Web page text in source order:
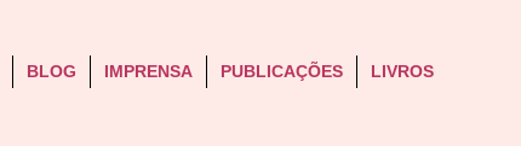
BLOG IMPRENSA PUBLICAÇÕES LIVROS